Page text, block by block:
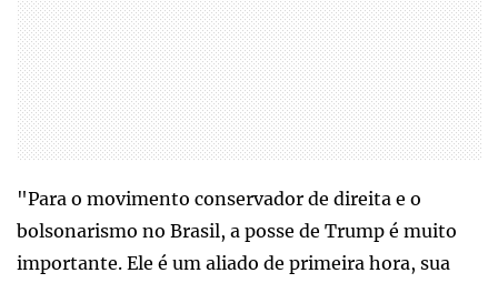
"Para o movimento conservador de direita e o
bolsonarismo no Brasil, a posse de Trump é muito
importante. Ele é um aliado de primeira hora, sua